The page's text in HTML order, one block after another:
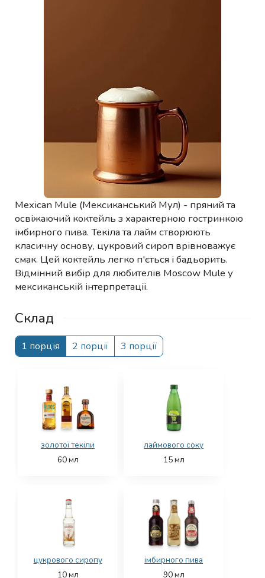
Mexican Mule (Мексиканський Мул) - пряний та
освіжаючий коктейль з характерною гостринкою
імбирного пива. Текіла та лайм створюють
класичну основу, цукровий сироп врівноважує
смак. Цей коктейль легко п'ється і бадьорить.
Відмінний вибір для любителів Moscow Mule у
мексиканській інтерпретації.
Склад
1 порція 2 порції 3 порції
золотої текіли
60мл
лаймового соку
15мл
цукрового сиропу
10мл
імбирного пива
90мл